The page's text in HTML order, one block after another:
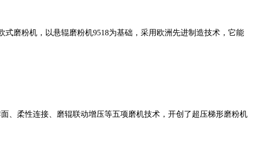
磨粉机，以悬辊磨粉机9518为基础，采用欧洲先进制造技术，它能
、柔性连接、磨辊联动增压等五项磨机技术，开创了超压梯形磨粉机